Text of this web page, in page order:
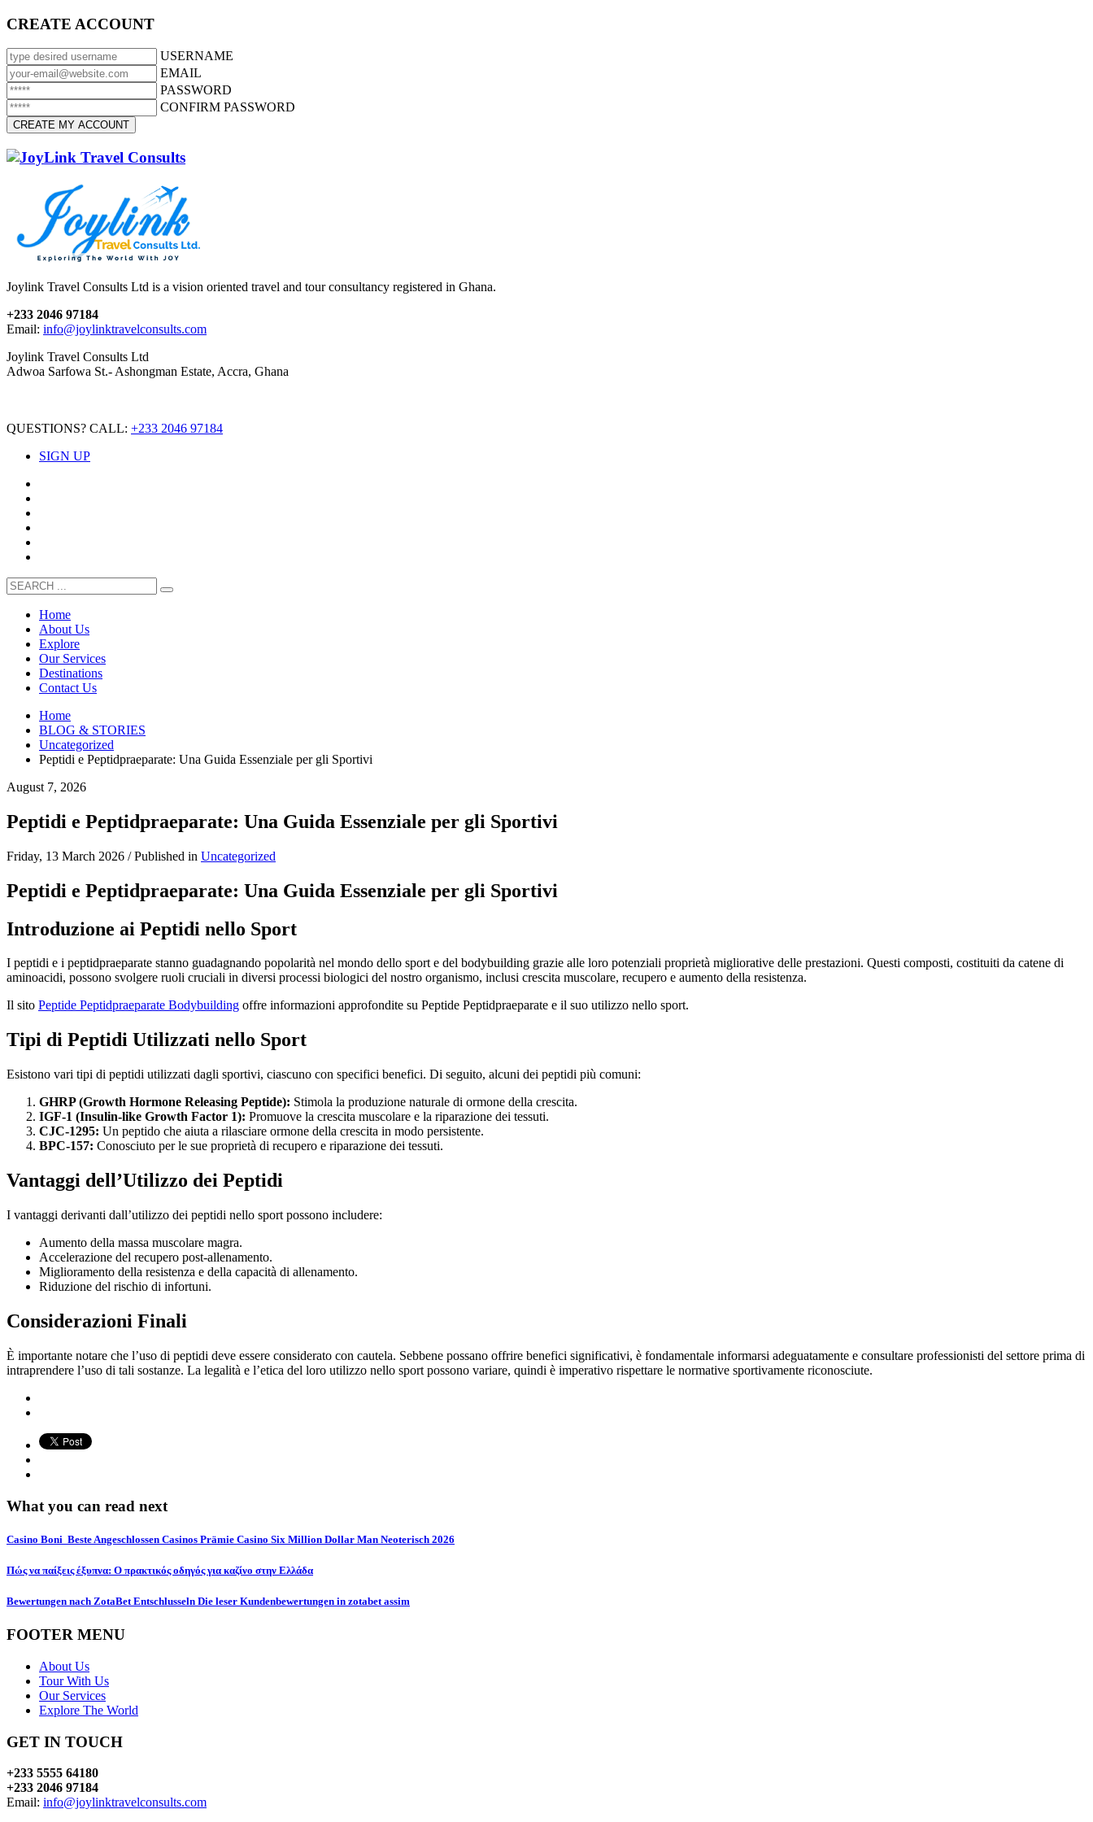
CREATE ACCOUNT
USERNAME
EMAIL
PASSWORD
CONFIRM PASSWORD
Joylink Travel Consults Ltd is a vision oriented travel and tour consultancy registered in Ghana.
+233 2046 97184
Email: info@joylinktravelconsults.com
Joylink Travel Consults Ltd
Adwoa Sarfowa St.- Ashongman Estate, Accra, Ghana
QUESTIONS? CALL: +233 2046 97184
SIGN UP
Home
About Us
Explore
Our Services
Destinations
Contact Us
Home
BLOG & STORIES
Uncategorized
Peptidi e Peptidpraeparate: Una Guida Essenziale per gli Sportivi
August 7, 2026
Peptidi e Peptidpraeparate: Una Guida Essenziale per gli Sportivi
Friday, 13 March 2026 /Published in Uncategorized
Peptidi e Peptidpraeparate: Una Guida Essenziale per gli Sportivi
Introduzione ai Peptidi nello Sport
I peptidi e i peptidpraeparate stanno guadagnando popolarità nel mondo dello sport e del bodybuilding grazie alle loro potenziali proprietà migliorative delle prestazioni. Questi composti, costituiti da catene di
aminoacidi, possono svolgere ruoli cruciali in diversi processi biologici del nostro organismo, inclusi crescita muscolare, recupero e aumento della resistenza.
Il sito Peptide Peptidpraeparate Bodybuilding offre informazioni approfondite su Peptide Peptidpraeparate e il suo utilizzo nello sport.
Tipi di Peptidi Utilizzati nello Sport
Esistono vari tipi di peptidi utilizzati dagli sportivi, ciascuno con specifici benefici. Di seguito, alcuni dei peptidi più comuni:
GHRP (Growth Hormone Releasing Peptide): Stimola la produzione naturale di ormone della crescita.
IGF-1 (Insulin-like Growth Factor 1): Promuove la crescita muscolare e la riparazione dei tessuti.
CJC-1295: Un peptido che aiuta a rilasciare ormone della crescita in modo persistente.
BPC-157: Conosciuto per le sue proprietà di recupero e riparazione dei tessuti.
Vantaggi dell’Utilizzo dei Peptidi
I vantaggi derivanti dall’utilizzo dei peptidi nello sport possono includere:
Aumento della massa muscolare magra.
Accelerazione del recupero post-allenamento.
Miglioramento della resistenza e della capacità di allenamento.
Riduzione del rischio di infortuni.
Considerazioni Finali
È importante notare che l’uso di peptidi deve essere considerato con cautela. Sebbene possano offrire benefici significativi, è fondamentale informarsi adeguatamente e consultare professionisti del settore prima di
intraprendere l’uso di tali sostanze. La legalità e l’etica del loro utilizzo nello sport possono variare, quindi è imperativo rispettare le normative sportivamente riconosciute.
What you can read next
Casino Boni ️ Beste Angeschlossen Casinos Prämie Casino Six Million Dollar Man Neoterisch 2026
Πώς να παίξεις έξυπνα: Ο πρακτικός οδηγός για καζίνο στην Ελλάδα
Bewertungen nach ZotaBet Entschlusseln Die leser Kundenbewertungen in zotabet assim
FOOTER MENU
About Us
Tour With Us
Our Services
Explore The World
GET IN TOUCH
+233 5555 64180
+233 2046 97184
Email: info@joylinktravelconsults.com